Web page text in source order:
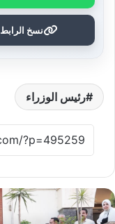
نسخ الرابط
رئيس الوزراء